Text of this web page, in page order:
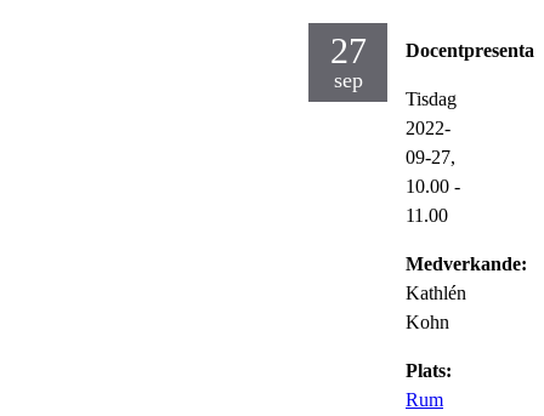
27
sep
Tisdag
2022-
09-27,
10.00 -
11.00
Medverkande:
Kathlén
Kohn
Plats:
Rum